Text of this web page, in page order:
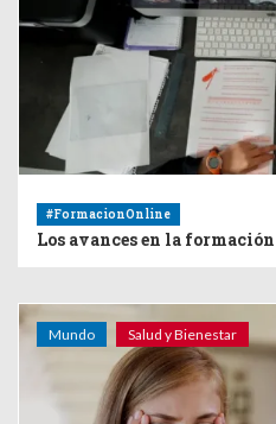
#FormacionOnline
Los avances en la
Mundo Salud y Bienestar